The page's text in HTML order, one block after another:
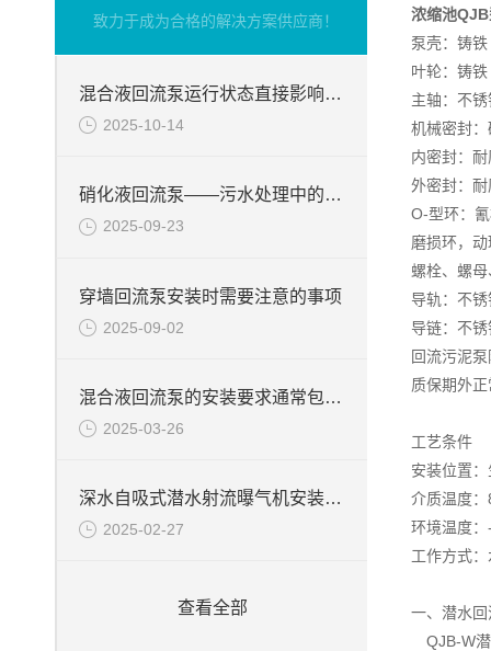
致力于成为合格的解决方案供应商！
混合液回流泵运行状态直接影响整个工艺流程的稳定性与效率
2025-10-14
硝化液回流泵——污水处理中的关键角色
2025-09-23
穿墙回流泵安装时需要注意的事项
2025-09-02
混合液回流泵的安装要求通常包括以下几个方面
2025-03-26
深水自吸式潜水射流曝气机安装简介
2025-02-27
查看全部
浓缩池
泵壳：铸
叶轮：铸
主轴：不
机械密封
内密封：
外密封：
O-型环：
磨损环，
螺栓、螺
导轨：不
导链：不
回流污泥
质保期外
工艺条件
安装位置
介质温度
环境温度
工作方式
一、潜水
QJB-W潜